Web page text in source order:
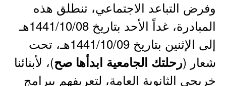
وفرض التباعد الاجتماعي، تنطلق هذه
المبادرة، غداً الأحد بتاريخ 1441/10/08هـ
إلى الإثنين بتاريخ 1441/10/09هـ، تحت
شعار (رحلتك الجامعية ابدأها صح)، لأبنائنا
خريجي الثانوية العامة، لتعريفهم ببرامج